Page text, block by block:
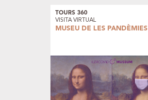
TOURS 360
VISITA VIRTUAL
MUSEU DE LES PANDÈMIES